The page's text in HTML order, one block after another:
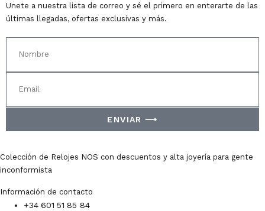
Unete a nuestra lista de correo y sé el primero en enterarte de las
últimas llegadas, ofertas exclusivas y más.
ENVIAR ⟶
Colección de Relojes NOS con descuentos y alta joyería para gente
inconformista
Información de contacto
+34 601 51 85 84